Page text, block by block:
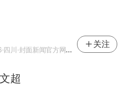
·四川·封面新闻官方网易号
关注
超